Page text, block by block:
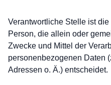
Verantwortliche Stelle ist
Person, die allein oder
Zwecke und Mittel der
personenbezogenen Daten
Adressen o. Ä.) entscheidet.